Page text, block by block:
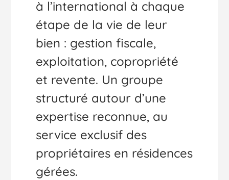
à l’international à chaque
étape de la vie de leur
bien : gestion fiscale,
exploitation, copropriété
et revente. Un groupe
structuré autour d’une
expertise reconnue, au
service exclusif des
propriétaires en résidences
gérées.